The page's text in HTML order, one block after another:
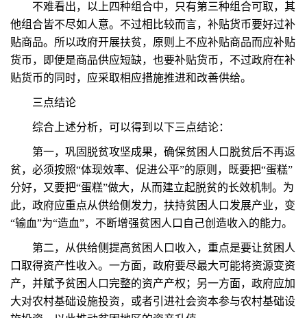
不难看出，以上四种组合中，只有第三种组合可取，其
他组合皆不尽如人意。不过相比较而言，补贴货币要好过补
贴商品。所以政府开展扶贫，原则上不应补贴商品而应补贴
货币，即便是商品供应短缺，也要补贴货币，不过政府在补
贴货币的同时，应采取相应措施推进和改善供给。
三点结论
综合上述分析，可以得到以下三点结论：
第一，巩固脱贫攻坚成果，确保贫困人口脱贫后不再返
贫，必须按照“体现效率、促进公平”的原则，既要把“蛋糕”
分好，又要把“蛋糕”做大，从而建立起脱贫的长效机制。为
此，政府应重点从供给侧发力，扶持贫困人口发展产业，变
“输血”为“造血”，不断增强贫困人口自己创造收入的能力。
第二，从供给侧提高贫困人口收入，重点是要让贫困人
口取得资产性收入。一方面，政府要尽最大可能将资源变资
产，并赋予贫困人口完整的资产产权；另一方面，政府应加
大对农村基础设施投资，或者引进社会资本参与农村基础设